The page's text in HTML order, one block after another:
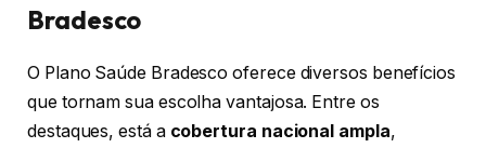
Bradesco
O Plano Saúde Bradesco oferece diversos benefícios
que tornam sua escolha vantajosa. Entre os
destaques, está a cobertura nacional ampla,